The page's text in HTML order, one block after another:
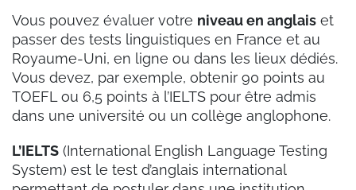
Vous pouvez évaluer votre niveau en anglais et
passer des tests linguistiques en France et au
Royaume-Uni, en ligne ou dans les lieux dédiés.
Vous devez, par exemple, obtenir 90 points au
TOEFL ou 6,5 points à l’IELTS pour être admis
dans une université ou un collège anglophone.
L’IELTS (International English Language Testing
System) est le test d’anglais international